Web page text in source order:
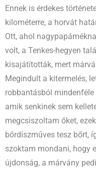
Ennek is érdekes
kilométerre, a horvát
Ott, ahol
volt, a Tenkes-hegyen
kisajátították, mert
Megindult a kitermelés,
robbantásból mindenféle
amik senkinek sem
megcsiszoltam őket,
bőrdíszműves tesz bőrt,
szoktam mondani, hogy
újdonság, a márvány